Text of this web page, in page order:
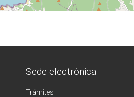
Sede electrónica
Trámites